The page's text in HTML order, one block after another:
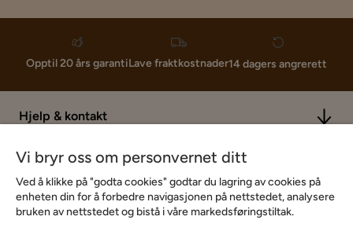
Opptil 20 års garantiLave fraktkostnader14 dagers angrerett
Hjelp & kontakt
Sortiment & tilbud
Inspirasjon
Vi bryr oss om personvernet ditt
Ved å klikke på "godta cookies" godtar du lagring av cookies på
enheten din for å forbedre navigasjonen på nettstedet, analysere
bruken av nettstedet og bistå i våre markedsføringstiltak.